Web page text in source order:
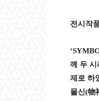
전시작
께 두 시
제로 하
물신 (物